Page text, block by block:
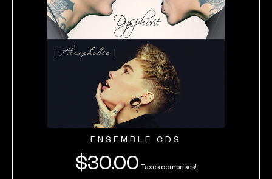
ENSEMBLE CDS
$30.00 Taxes comprises!